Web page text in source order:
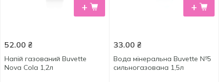
+
52.00 ₴
Напій газований Buvette
Nova Cola 1,2л
+
33.00 ₴
Вода мінеральна Buvette №5
сильногазована 1,5л